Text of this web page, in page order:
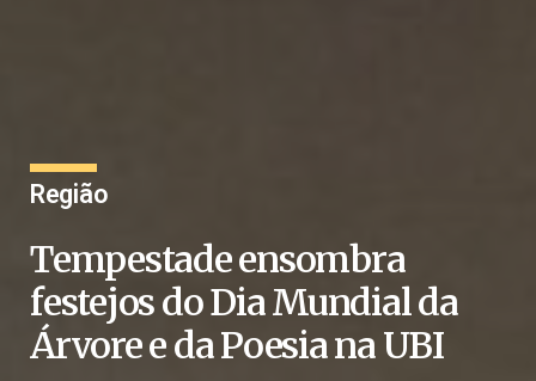
Região
Tempestade ensombra
festejos do Dia Mundial da
Árvore e da Poesia na UBI